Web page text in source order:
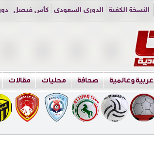
النسخة الكفية الدوري السعودي كأس فيصل
عربية وعالمية صحافة محليات مقالات